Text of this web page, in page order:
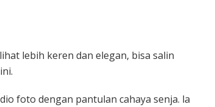
lebih keren dan elegan, bisa salin
foto dengan pantulan cahaya senja. la